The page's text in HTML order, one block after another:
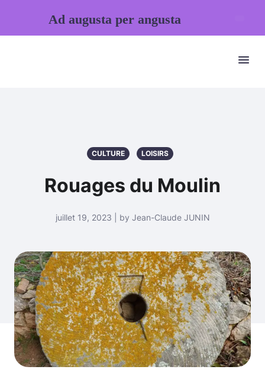
CULTURE LOISIRS
Rouages du Moulin
juillet 19, 2023 | by Jean-Claude JUNIN
Ad augusta per angusta